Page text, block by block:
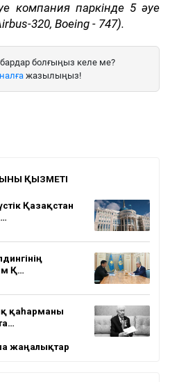
компания паркінде 5 әуе
320, Boeing - 747).
болғыңыз келе ме?
жазылыңыз!
ҚЫЗМЕТІ
Қазақстан
Қ…
қаһарманы
жаңалықтар